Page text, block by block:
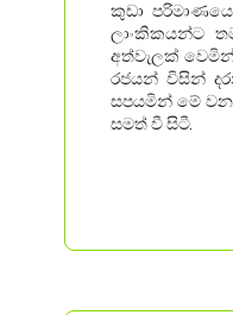
කුඩා
ලාංකිකයන්ට
අත්වැලක්
රජයන් විසින්
සපයමින් මේ
සමත් වී සිටී.